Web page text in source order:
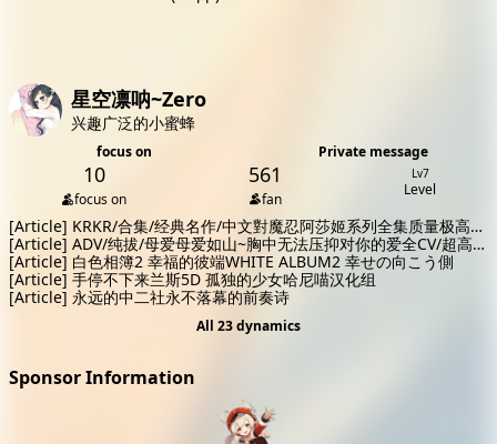
星空凛呐~Zero
兴趣广泛的小蜜蜂
focus on Private message
10
focus on
561
fan
Lv7
Level
[Article] KRKR/合集/经典名作/中文對魔忍阿莎姬系列全集质量极高的
动态CG
[Article] ADV/纯拔/母爱母爱如山~胸中无法压抑对你的爱全CV/超高质
量
[Article] 白色相簿2 幸福的彼端WHITE ALBUM2 幸せの向こう側
[Article] 手停不下来兰斯5D 孤独的少女哈尼喵汉化组
[Article] 永远的中二社永不落幕的前奏诗
All 23 dynamics
Sponsor Information